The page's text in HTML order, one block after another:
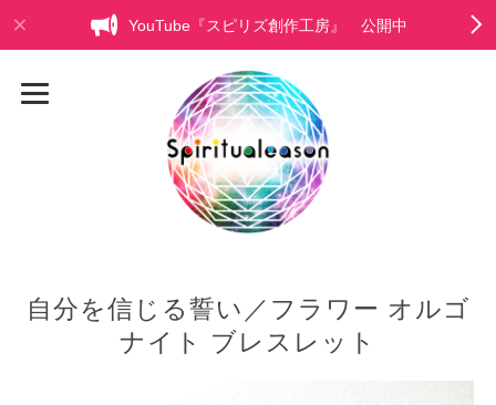
YouTube『スピリズ創作工房』 公開中
自分を信じる誓い／フラワー オルゴ
ナイト ブレスレット